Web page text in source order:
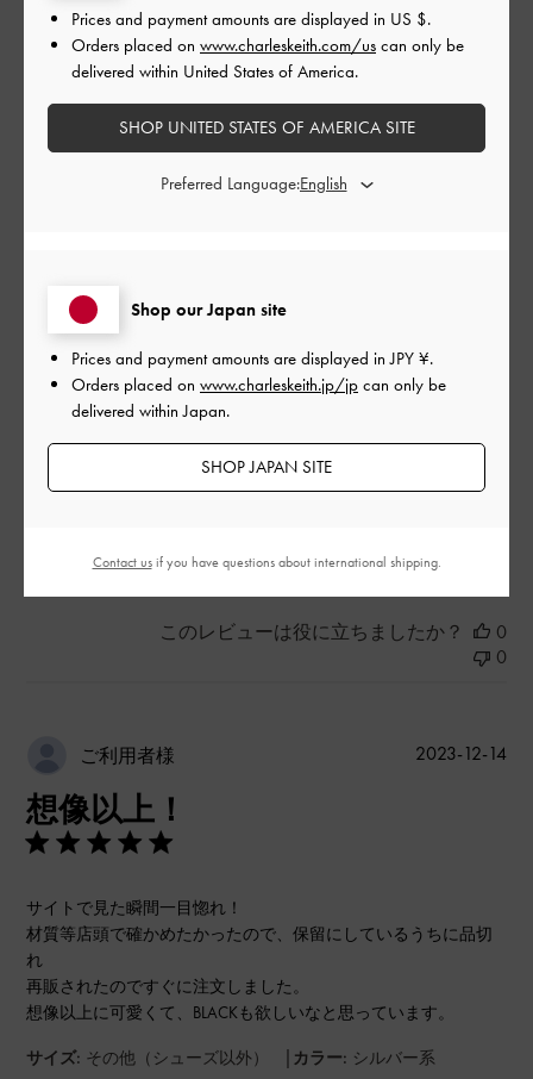
ご利用者様
モード好き用
サイズ: その他（シューズ以外） |
とてもよかった
品質
とてもよかった
もっと見る
2024-01-07
このレビューは役に立ちましたか？
0
0
ご利用者様
想像以上！
サイトで見た瞬間一目惚れ！
材質等店頭で確かめたかったので、保留にしているうちに品切
れ
再販されたのですぐに注文しました。
想像以上に可愛くて、BLACKも欲しいなと思っています。
サイズ: その他（シューズ以外） | カラー: シルバー系
公
2023-12-14
Shop our Japan site
Prices and payment amounts are displayed inJPY ¥.
Orders placed on www.charleskeith.jp/jp can only be
delivered within Japan.
SHOP JAPAN SITE
Prices and payment amounts are displayed in US $.
Orders placed on www.charleskeith.com/us can only be
delivered within United States of America.
SHOP UNITED STATES OF AMERICA SITE
Preferred Language:
Contact usif you have questions about international shipping.